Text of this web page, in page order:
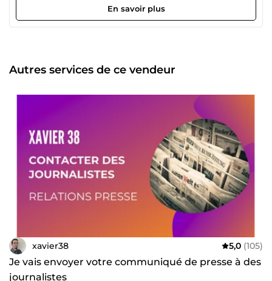
d'expérience dans le monde de la communication et des
médias. En me passant commande, vous avez l'assurance
disponibilité, réactivité, rigueur, créativité. Discutons
ensemble de votre projet, qu'il soit petit ou grand, je me
En savoir plus
Autres services de ce vendeur
xavier38 5,0 (105)
Je vais envoyer votre communiqué de presse à des
journalistes